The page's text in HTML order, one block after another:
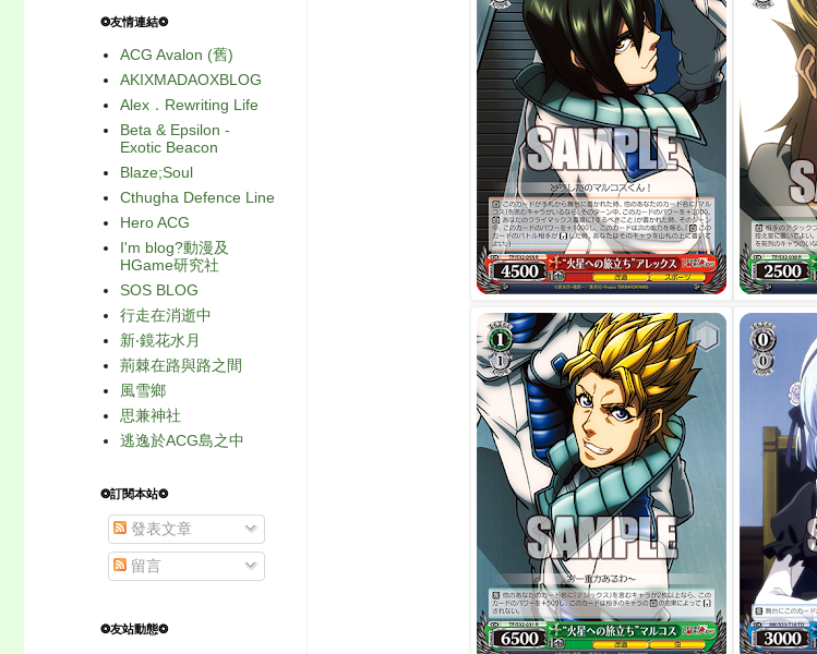
❂友情連結❂
ACG Avalon (舊)
AKIXMADAOXBLOG
Alex．Rewriting Life
Beta & Epsilon -
Exotic Beacon
Blaze;Soul
Cthugha Defence Line
Hero ACG
I'm blog?動漫及
HGame研究社
SOS BLOG
行走在消逝中
新‧鏡花水月
荊棘在路與路之間
風雪鄉
思兼神社
逃逸於ACG島之中
❂訂閱本站❂
發表文章
留言
❂友站動態❂